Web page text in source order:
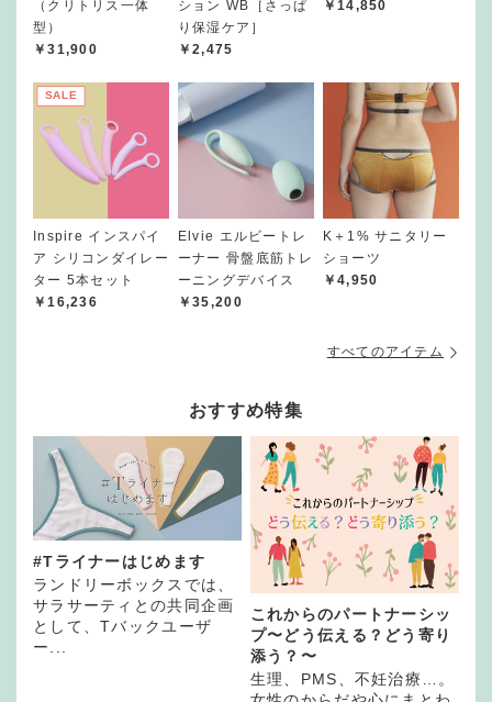
（クリトリス一体
型）
￥31,900
ション WB［さっぱ
り保湿ケア］
￥2,475
￥14,850
SALE
Inspire インスパイ
ア シリコンダイレー
ター 5本セット
￥16,236
Elvie エルビートレ
ーナー 骨盤底筋トレ
ーニングデバイス
￥35,200
K＋1% サニタリー
ショーツ
￥4,950
すべてのアイテム
おすすめ特集
#Tライナーはじめます
ランドリーボックスでは、
サラサーティとの共同企画
として、Tバックユーザ
ー...
これからのパートナーシッ
プ〜どう伝える？どう寄り
添う？〜
生理、PMS、不妊治療…。